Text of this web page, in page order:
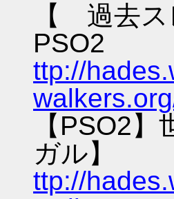
【 過去
PSO2
ttp://
【PSO2
ガル】
ttp://